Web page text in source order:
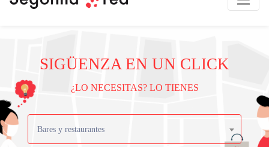
SIGÜENZA EN UN CLICK
¿LO NECESITAS? LO TIENES
Bares y restaurantes